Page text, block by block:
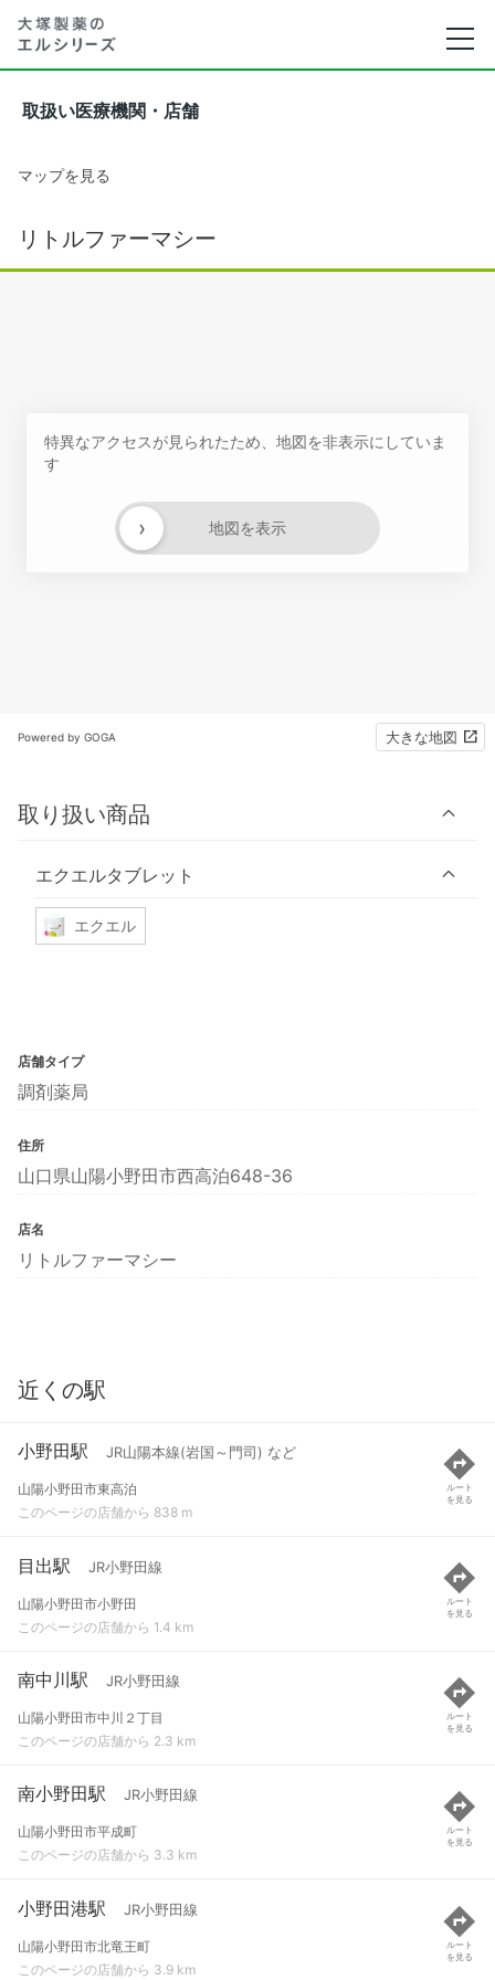
取扱い医療機関・店舗
マップを見る
リトルファーマシー
特異なアクセスが見られたため、地図を非表示にしていま
す
地図を表示
›
Powered by GOGA 大きな地図
取り扱い商品
エクエルタブレット
エクエル
店舗タイプ
調剤薬局
住所
山口県山陽小野田市西高泊648-36
店名
リトルファーマシー
近くの駅
小野田駅 JR山陽本線(岩国～門司) など
山陽小野田市東高泊
このページの店舗から 838 m
ルート
を見る
目出駅 JR小野田線
山陽小野田市小野田
このページの店舗から 1.4 km
ルート
を見る
南中川駅 JR小野田線
山陽小野田市中川２丁目
このページの店舗から 2.3 km
ルート
を見る
南小野田駅 JR小野田線
山陽小野田市平成町
このページの店舗から 3.3 km
ルート
を見る
小野田港駅 JR小野田線
山陽小野田市北竜王町
このページの店舗から 3.9 km
ルート
を見る